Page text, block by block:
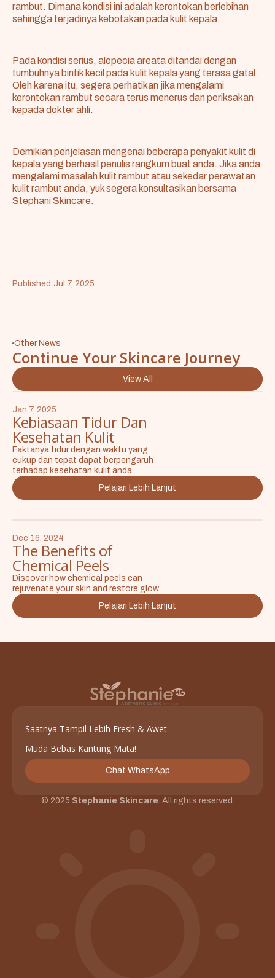
rambut. Dimana kondisi ini adalah kerontokan berlebihan
sehingga terjadinya kebotakan pada kulit kepala.
Pada kondisi serius, alopecia areata ditandai dengan
tumbuhnya bintik kecil pada kulit kepala yang terasa gatal.
Oleh karena itu, segera perhatikan jika mengalami
kerontokan rambut secara terus menerus dan periksakan
kepada dokter ahli.
Demikian penjelasan mengenai beberapa penyakit kulit di
kepala yang berhasil penulis rangkum buat anda. Jika anda
mengalami masalah kulit rambut atau sekedar perawatan
kulit rambut anda, yuk segera konsultasikan bersama
Stephani Skincare.
Published:Jul 7, 2025
Other News
Continue Your Skincare Journey
View All
Jan 7, 2025
Kebiasaan Tidur Dan
Kesehatan Kulit
Faktanya tidur dengan waktu yang
cukup dan tepat dapat berpengaruh
terhadap kesehatan kulit anda.
Pelajari Lebih Lanjut
Dec 16, 2024
The Benefits of
Chemical Peels
Discover how chemical peels can
rejuvenate your skin and restore glow.
Pelajari Lebih Lanjut
Saatnya Tampil Lebih Fresh & Awet
Muda Bebas Kantung Mata!
Chat WhatsApp
© 2025 Stephanie Skincare . All rights reserved.